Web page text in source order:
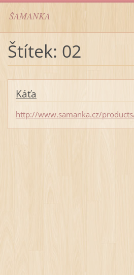
ŠAMANKA
Štítek: 02
Káťa
http://www.samanka.cz/